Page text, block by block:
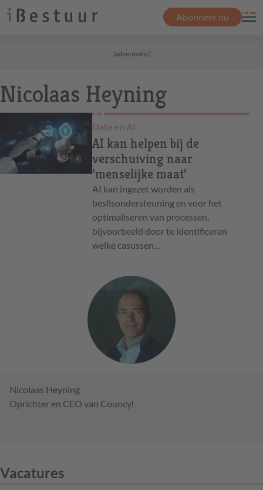
Abonneer nu
(advertentie)
Nicolaas Heyning
Data en AI
AI kan helpen bij de
verschuiving naar
‘menselijke maat’
AI kan ingezet worden als
beslisondersteuning en voor het
optimaliseren van processen,
bijvoorbeeld door te identificeren
welke casussen…
Nicolaas Heyning
Oprichter en CEO van Councyl
Vacatures